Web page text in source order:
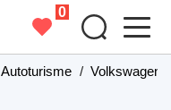
0
Autoturisme / Volkswagen